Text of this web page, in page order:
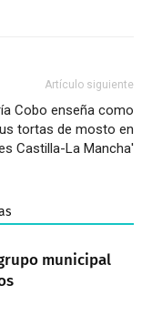
Artículo siguiente
Cobo enseña como
tortas de mosto en
Castilla-La Mancha'
municipal